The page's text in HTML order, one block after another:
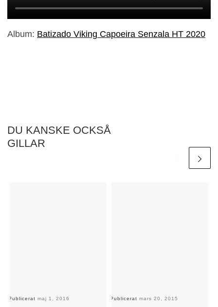
Album: Batizado Viking Capoeira Senzala HT 2020
DU KANSKE OCKSÅ
GILLAR
Publicerat maj 1, 2016 Publicerat mars 20, 2015